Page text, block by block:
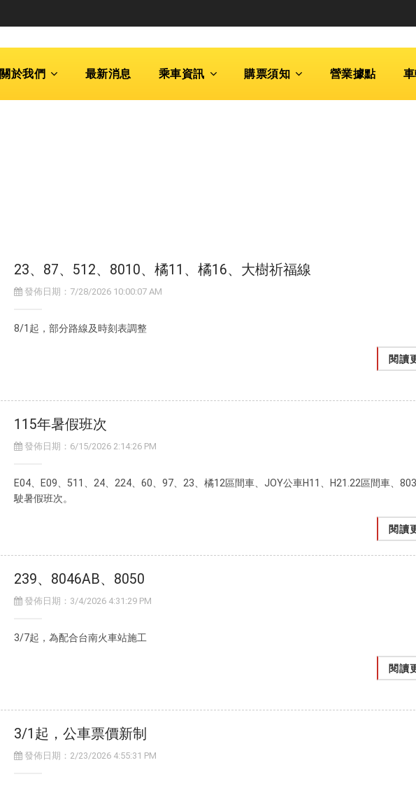
關於我們 最新消息 乘車資訊 購票須知 營業據點
23、87、512、8010、橘11、橘16、大樹祈福線
發佈日期：7/28/2026 10:00:07 AM
8/1起，部分路線及時刻表調整
閱讀
115年暑假班次
發佈日期：6/15/2026 2:14:26 PM
E04、E09、511、24、224、60、97、23、橘12區間車、JOY公車H11、H21.22區間車、
駛暑假班次。
閱讀
239、8046AB、8050
發佈日期：3/4/2026 4:31:29 PM
3/7起，為配合台南火車站施工
閱讀
3/1起，公車票價新制
發佈日期：2/23/2026 4:55:31 PM